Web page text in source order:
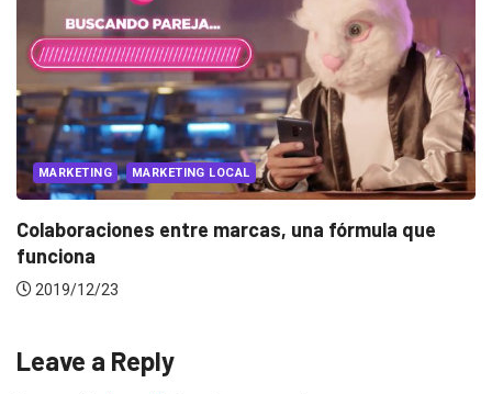
INNOVACIÓN MARKETING
Workshops by Insights: Innovation Driven by
2019/01/16
Leave a Reply